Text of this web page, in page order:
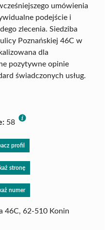
umówienia
podejście i
zlecenia. Siedziba
Poznańskiej 46C w
dla
pozytywne opinie
świadczonych usług.
58
profil
stronę
numer
46C, 62-510 Konin